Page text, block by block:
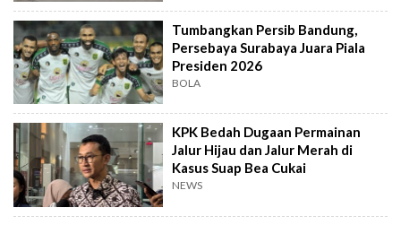
Tumbangkan Persib Bandung,
Persebaya Surabaya Juara Piala
Presiden 2026
BOLA
KPK Bedah Dugaan Permainan
Jalur Hijau dan Jalur Merah di
Kasus Suap Bea Cukai
NEWS